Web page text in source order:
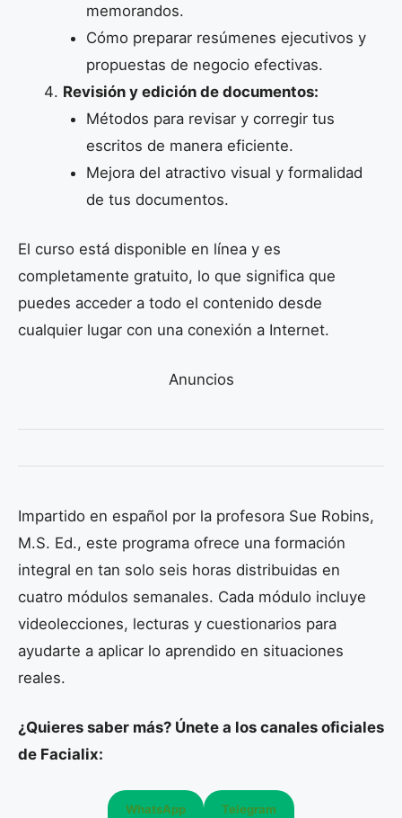
memorandos.
Cómo preparar resúmenes ejecutivos y
propuestas de negocio efectivas.
Revisión y edición de documentos:
Métodos para revisar y corregir tus
escritos de manera eficiente.
Mejora del atractivo visual y formalidad
de tus documentos.
El curso está disponible en línea y es
completamente gratuito, lo que significa que
puedes acceder a todo el contenido desde
cualquier lugar con una conexión a Internet.
Anuncios
Impartido en español por la profesora Sue Robins,
M.S. Ed., este programa ofrece una formación
integral en tan solo seis horas distribuidas en
cuatro módulos semanales. Cada módulo incluye
videolecciones, lecturas y cuestionarios para
ayudarte a aplicar lo aprendido en situaciones
reales.
¿Quieres saber más? Únete a los canales oficiales
de Facialix:
WhatsApp Telegram